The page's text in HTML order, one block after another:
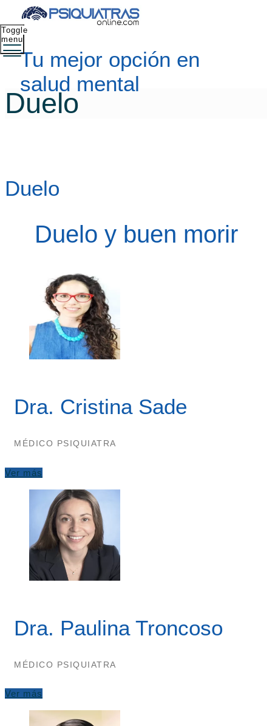
Tu mejor opción en
salud mental
Toggle
menu
Duelo
Duelo
Duelo y buen morir
Dra. Cristina Sade
MÉDICO PSIQUIATRA
Ver más
Dra. Paulina Troncoso
MÉDICO PSIQUIATRA
Ver más